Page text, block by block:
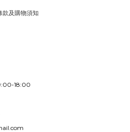
款及購物須知
18:00